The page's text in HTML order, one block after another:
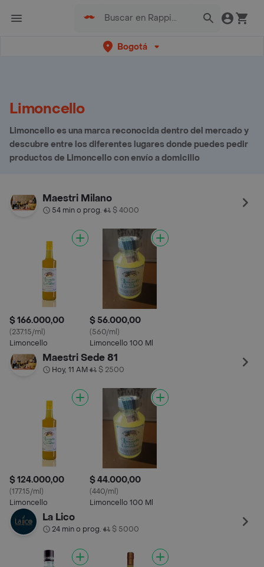
Bogotá
Limoncello
Limoncello es una marca reconocida dentro del mercado y
descubre entre los diferentes lugares donde puedes pedir
productos de Limoncello con envío a domicilio
Maestri Milano
54 min o prog.• $ 4000
$ 166.000,00
(237.15/ml)
Limoncello
$ 56.000,00
(560/ml)
Limoncello 100 Ml
Maestri Sede 81
Hoy, 11 AM• $ 2500
$ 124.000,00
(177.15/ml)
Limoncello
$ 44.000,00
(440/ml)
Limoncello 100 Ml
La Lico
24 min o prog.• $ 5000